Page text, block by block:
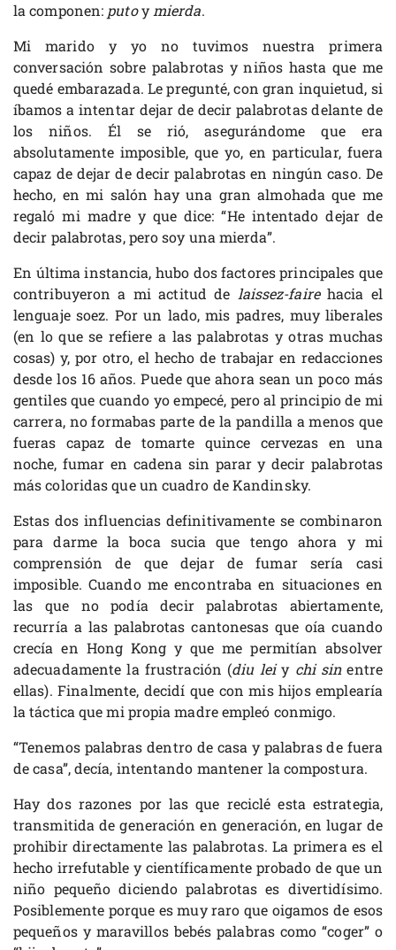
la componen: putoymierda.
Mi marido y yo no tuvimos nuestra primera
conversación sobre palabrotas y niños hasta que me
quedé embarazada. Le pregunté, con gran inquietud, si
íbamos a intentar dejar de decir palabrotas delante de
los niños. Él se rió, asegurándome que era
absolutamente imposible, que yo, en particular, fuera
capaz de dejar de decir palabrotas en ningún caso. De
hecho, en mi salón hay una gran almohada que me
regaló mi madre y que dice: “He intentado dejar de
decir palabrotas, pero soy una mierda”.
En última instancia, hubo dos factores principales que
contribuyeron a mi actitud de laissez-fairehacia el
lenguaje soez. Por un lado, mis padres, muy liberales
(en lo que se refiere a las palabrotas y otras muchas
cosas) y, por otro, el hecho de trabajar en redacciones
desde los 16 años. Puede que ahora sean un poco más
gentiles que cuando yo empecé, pero al principio de mi
carrera, no formabas parte de la pandilla a menos que
fueras capaz de tomarte quince cervezas en una
noche, fumar en cadena sin parar y decir palabrotas
más coloridas que un cuadro de Kandinsky.
Estas dos influencias definitivamente se combinaron
para darme la boca sucia que tengo ahora y mi
comprensión de que dejar de fumar sería casi
imposible. Cuando me encontraba en situaciones en
las que no podía decir palabrotas abiertamente,
recurría a las palabrotas cantonesas que oía cuando
crecía en Hong Kong y que me permitían absolver
adecuadamente la frustración (diu leiy chi sinentre
ellas). Finalmente, decidí que con mis hijos emplearía
la táctica que mi propia madre empleó conmigo.
“Tenemos palabras dentro de casa y palabras de fuera
de casa”, decía, intentando mantener la compostura.
Hay dos razones por las que reciclé esta estrategia,
transmitida de generación en generación, en lugar de
prohibir directamente las palabrotas. La primera es el
hecho irrefutable y científicamente probado de que un
niño pequeño diciendo palabrotas es divertidísimo.
Posiblemente porque es muy raro que oigamos de esos
pequeños y maravillos bebés palabras como “coger” o